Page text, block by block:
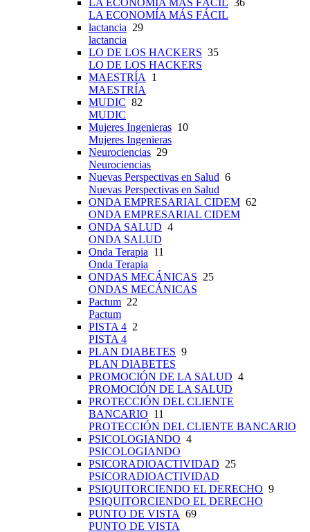
LA ECONOMÍA MÁS FÁCIL 36
LA ECONOMÍA MÁS FÁCIL
lactancia 29
lactancia
LO DE LOS HACKERS 35
LO DE LOS HACKERS
MAESTRÍA
1
MAESTRÍA
MUDIC 82
MUDIC
Mujeres Ingenieras 10
Mujeres Ingenieras
Neurociencias 29
Neurociencias
Nuevas Perspectivas en Salud 6
Nuevas Perspectivas en Salud
ONDA EMPRESARIAL CIDEM 62
ONDA EMPRESARIAL CIDEM
ONDA SALUD 4
ONDA SALUD
Onda Terapia 11
Onda Terapia
ONDAS MECÁNICAS 25
ONDAS MECÁNICAS
Pactum 22
Pactum
PISTA 4 2
PISTA 4
PLAN DIABETES 9
PLAN DIABETES
PROMOCIÓN DE LA SALUD 4
PROMOCIÓN DE LA SALUD
PROTECCIÓN DEL CLIENTE
BANCARIO 11
PROTECCIÓN DEL CLIENTE BANCARIO
PSICOLOGIANDO 4
PSICOLOGIANDO
PSICORADIOACTIVIDAD 25
PSICORADIOACTIVIDAD
PSIQUITORCIENDO EL DERECHO 9
PSIQUITORCIENDO EL DERECHO
PUNTO DE VISTA 69
PUNTO DE VISTA